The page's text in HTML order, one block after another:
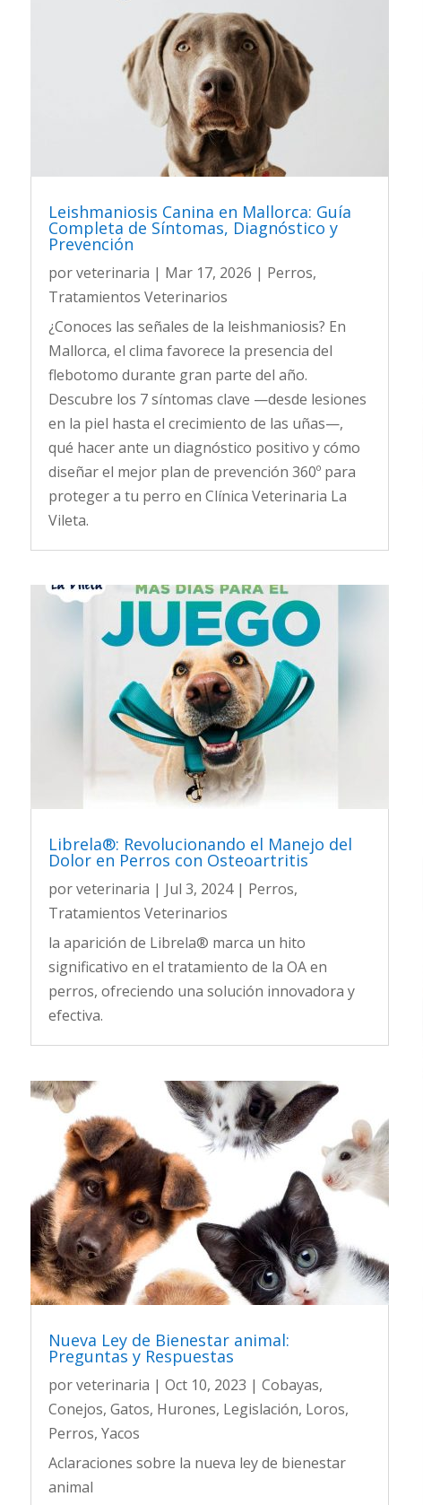
Leishmaniosis Canina en Mallorca: Guía
Completa de Síntomas, Diagnóstico y
Prevención
porveterinaria | Mar 17, 2026 | Perros,
Tratamientos Veterinarios
¿Conoces las señales de la leishmaniosis? En
Mallorca, el clima favorece la presencia del
flebotomo durante gran parte del año.
Descubre los 7 síntomas clave —desde lesiones
en la piel hasta el crecimiento de las uñas—,
qué hacer ante un diagnóstico positivo y cómo
diseñar el mejor plan de prevención 360º para
proteger a tu perro en Clínica Veterinaria La
Vileta.
Librela®: Revolucionando el Manejo del
Dolor en Perros con Osteoartritis
porveterinaria | Jul 3, 2024| Perros,
Tratamientos Veterinarios
la aparición de Librela® marca un hito
significativo en el tratamiento de la OA en
perros, ofreciendo una solución innovadora y
efectiva.
Nueva Ley de Bienestar animal:
Preguntas y Respuestas
porveterinaria | Oct 10, 2023 | Cobayas,
Conejos, Gatos, Hurones, Legislación, Loros,
Perros, Yacos
Aclaraciones sobre la nueva ley de bienestar
animal